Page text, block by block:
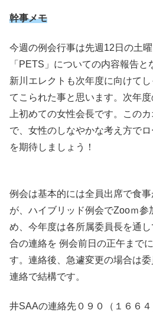
幹事メモ
今週の例会行事は先週12日の土
「PETS」についての内容報告と
新川エレクトも次年度に向けて
てこられた事と思います。次年
上初めての女性会長です。この
で、女性のしなやかな考え方で
を期待しましょう！
例会は基本的には全員出席で食
が、ハイブリッド例会でZooｍ参
め、今年度は各所属委員長を通
合の連絡を 例会前日の正午まで
す。連絡後、急遽変更の場合は
連絡で結構です。
井SAAの連絡先０９０（１６６４